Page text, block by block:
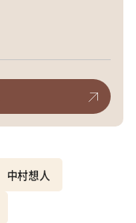
中村想人